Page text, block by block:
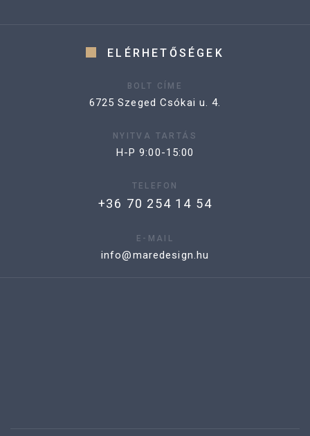
ELÉRHETŐSÉGEK
BOLT CÍME
6725 Szeged Csókai u. 4.
NYITVA TARTÁS
H-P 9:00-15:00
TELEFON
+36 70 254 14 54
E-MAIL
info@maredesign.hu